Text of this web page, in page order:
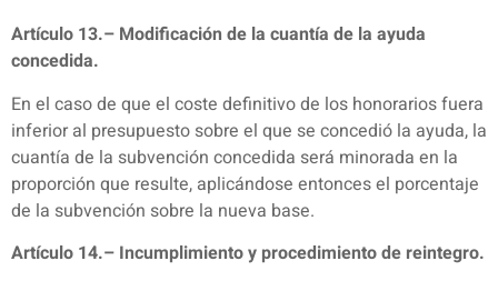
Artículo 13.– Modificación de la cuantía de la ayuda
concedida.
En el caso de que el coste definitivo de los honorarios fuera
inferior al presupuesto sobre el que se concedió la ayuda, la
cuantía de la subvención concedida será minorada en la
proporción que resulte, aplicándose entonces el porcentaje
de la subvención sobre la nueva base.
Artículo 14.– Incumplimiento y procedimiento de reintegro.